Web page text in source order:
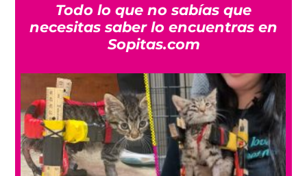
Todo lo que no sabías que
necesitas saber lo encuentras en
Sopitas.com